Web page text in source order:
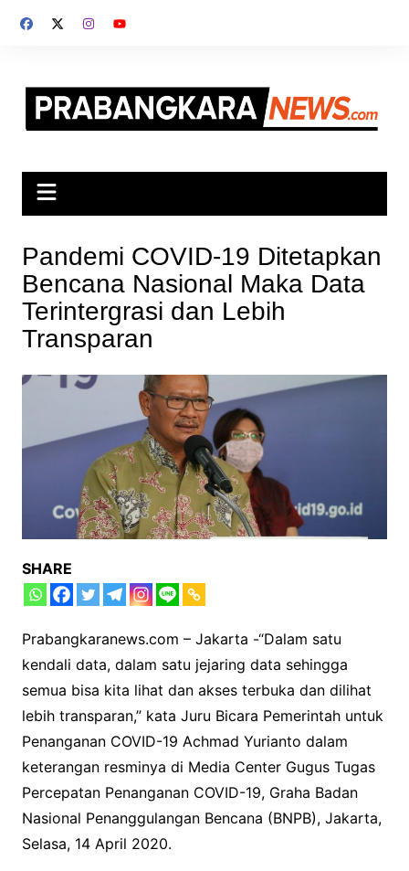
Pandemi COVID-19 Ditetapkan
Bencana Nasional Maka Data
Terintergrasi dan Lebih
Transparan
SHARE
Prabangkaranews.com – Jakarta -“Dalam satu
kendali data, dalam satu jejaring data sehingga
semua bisa kita lihat dan akses terbuka dan dilihat
lebih transparan,” kata Juru Bicara Pemerintah untuk
Penanganan COVID-19 Achmad Yurianto dalam
keterangan resminya di Media Center Gugus Tugas
Percepatan Penanganan COVID-19, Graha Badan
Nasional Penanggulangan Bencana (BNPB), Jakarta,
Selasa, 14 April 2020.